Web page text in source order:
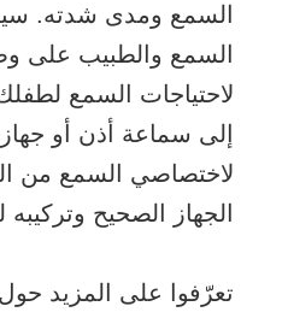
السمع ومدى شدته.
السمع والطبيب على
لاحتياجات السمع
إلى سماعة أذن أو
لاختصاصي السمع من
الجهاز الصحيح
تعرّفوا على المزيد حول